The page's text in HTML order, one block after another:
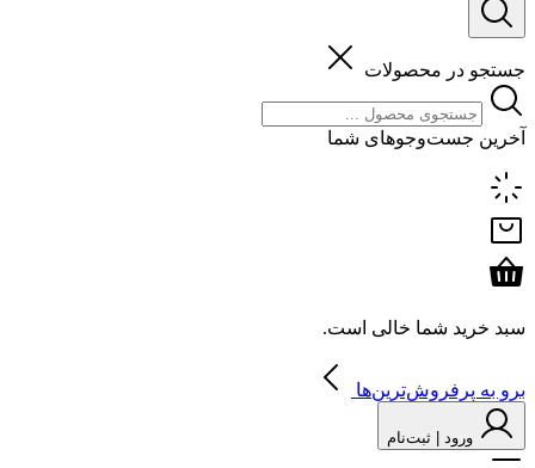
جستجو در محصولات
آخرین جست‌وجوهای شما
سبد خرید شما خالی است.
برو به پرفروش‌ترین‌ها
ورود | ثبت‌نام